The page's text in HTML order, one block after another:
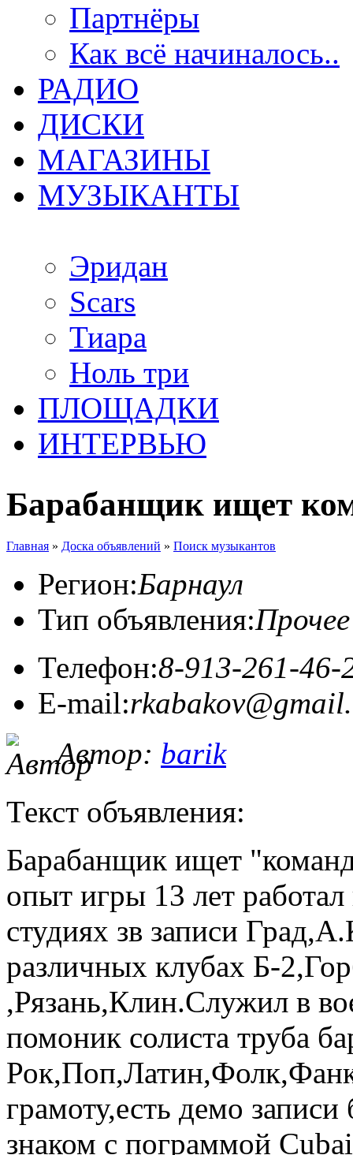
Партнёры
Как всё начиналось..
РАДИО
ДИСКИ
МАГАЗИНЫ
МУЗЫКАНТЫ
Эридан
Scars
Тиара
Ноль три
ПЛОЩАДКИ
ИНТЕРВЬЮ
Барабанщик ищет
Главная » Доска объявлений » Поиск музыкантов
Регион:Барнаул
Тип объявления:Прочее
Телефон:8-913-261-46-
E-mail:
Автор: barik
Текст объявления:
Барабанщик ищет
опыт игры 13 лет
студиях зв записи
различных клубах Б-
,Рязань,Клин.Служил в
помоник солиста труба
грамоту,есть демо
знаком с пограммой